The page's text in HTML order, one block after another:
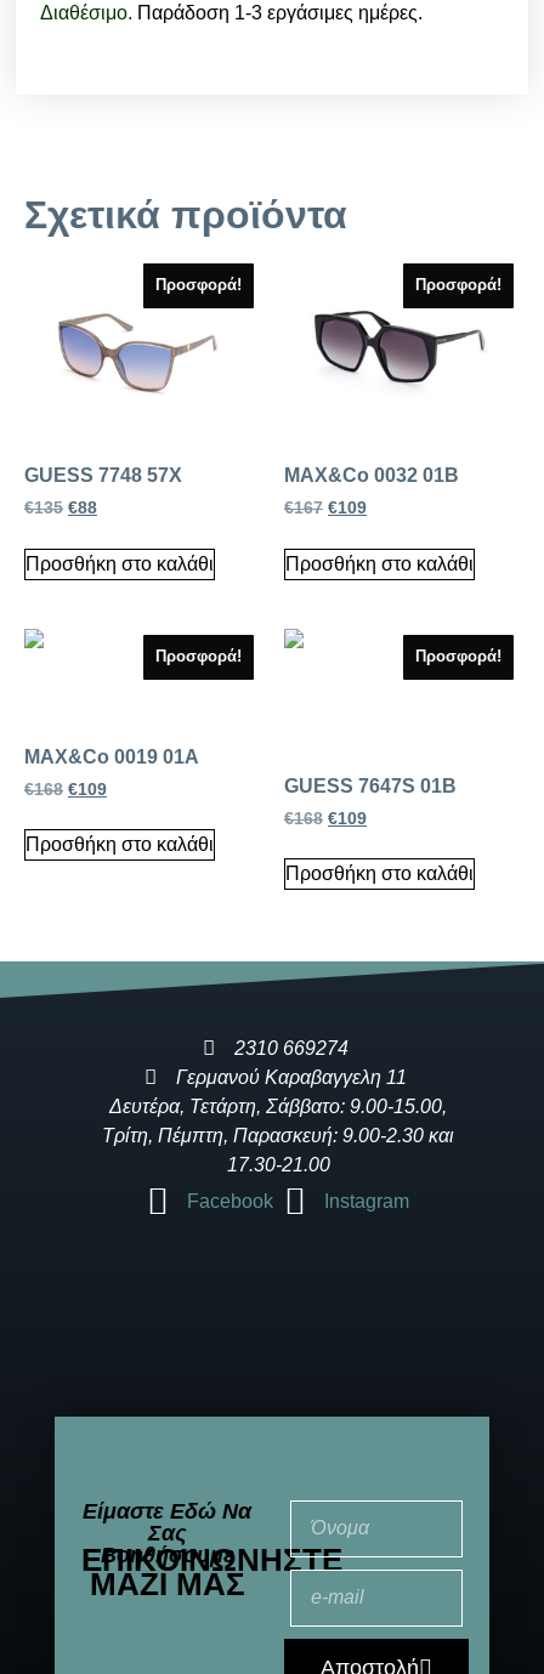
Διαθέσιμο. Παράδοση 1-3 εργάσιμες ημέρες.
Σχετικά προϊόντα
Προσφορά!
GUESS 7748 57X
€135 €88
Προσθήκη στο καλάθι
Προσφορά!
MAX&Co 0032 01B
€167 €109
Προσθήκη στο καλάθι
Προσφορά!
MAX&Co 0019 01A
€168 €109
Προσθήκη στο καλάθι
Προσφορά!
GUESS 7647S 01B
€168 €109
Προσθήκη στο καλάθι
2310 669274
Γερμανού Καραβαγγελη 11
Δευτέρα, Τετάρτη, Σάββατο: 9.00-15.00,
Τρίτη, Πέμπτη, Παρασκευή: 9.00-2.30 και
17.30-21.00
Facebook
Instagram
Είμαστε Εδώ Να
Σας
Βοηθήσουμε
ΕΠΙΚΟΙΝΩΝΉΣΤΕ
ΜΑΖΊ ΜΑΣ
Αποστολή